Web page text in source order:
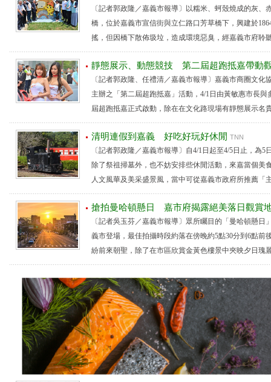
〔記者郭政隆／嘉義市報導〕以糯米、蚵殼燒成的灰、
橋，位於嘉義市宣信街與立仁路口芳草橋下，興建於
搖，但因橋下散佈圾垃，造成環境惡臭，經嘉義市府聆
靜態展示、動態競技 第二屆超跑抵嘉帶
〔記者郭政隆、任禮清／嘉義市報導〕嘉義市商圈文化
主辦之「第二屆超跑抵嘉」活動，4/1日由黃敏惠市長
屆超跑抵嘉正式啟動，除在在文化路現場有靜態展示名
清明連假到嘉義 好吃好玩好休閒 TNN
〔記者郭政隆／嘉義市報導〕自4/1日起至4/5日止，為
除了祭祖掃墓外，也不妨安排些休閒活動，來嘉當個美
人文風華及美采盛景風，當中可從嘉義市政府所推薦「
搶拍曼哈頓懸日 嘉市府揭露絕美落日觀賞
〔記者吳玉芬／嘉義市報導〕眾所矚目的「曼哈頓懸日
義市登場，最佳拍攝時段約落在傍晚約5點30分到6點前
紛前來朝聖，除了在市區欣賞金黃色樓景中夾映夕日瑰